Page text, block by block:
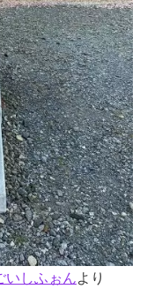
しふぉんより